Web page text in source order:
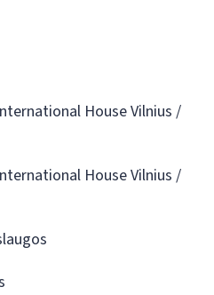
House Vilnius /
House Vilnius /